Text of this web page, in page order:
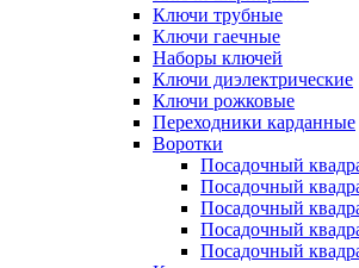
Ключи трубные
Ключи гаечные
Наборы ключей
Ключи диэлектрические
Ключи рожковые
Переходники карданные
Воротки
Посадочный
Посадочный
Посадочный
Посадочный
Посадочный